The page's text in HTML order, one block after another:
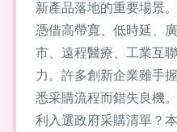
新產品落地的重要場景
憑借高帶寬、低時延、
市、遠程醫療、工業互
力。許多創新企業雖手
悉采購流程而錯失良機
利入選政府采購清單？